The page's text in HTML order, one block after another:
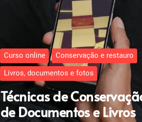
Curso online
Conservação e restauro
Livros, documentos e fotos
Técnicas de
de Documentos e Livros